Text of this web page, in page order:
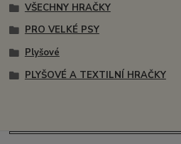
VŠECHNY HRAČKY
PRO VELKÉ PSY
Plyšové
PLYŠOVÉ A TEXTILNÍ HRAČKY